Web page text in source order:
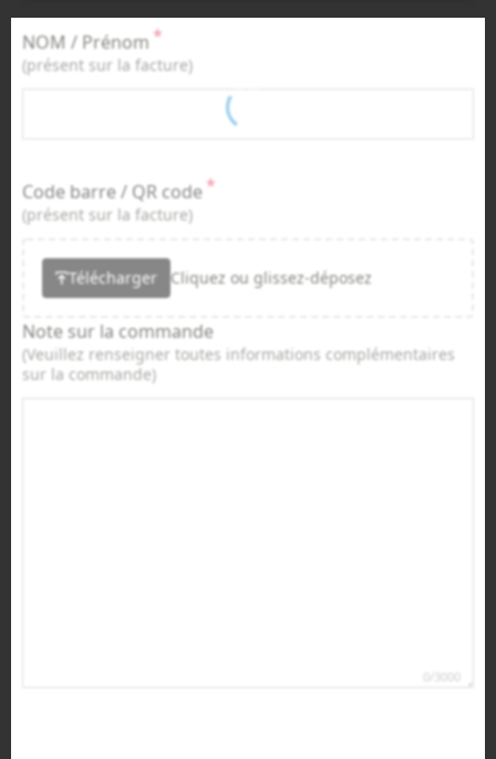
NOM / Prénom*
(présent sur la facture)
Code barre / QR code*
(présent sur la facture)
Télécharger Cliquez ou glissez-déposez
Note sur la commande
(Veuillez renseigner toutes informations complémentaires
sur la commande)